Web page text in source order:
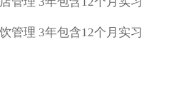
管理 3年包含12个月实习